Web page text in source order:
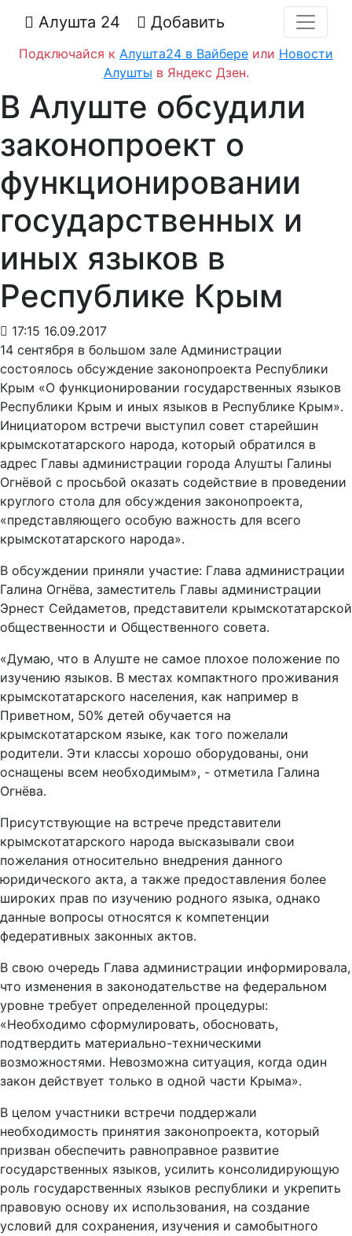
Алушта 24 Добавить
Подключайся к Алушта24 в Вайбере или Новости
Алушты в Яндекс Дзен.
В Алуште обсудили
законопроект о
функционировании
государственных и
иных языков в
Республике Крым
17:15 16.09.2017
14 сентября в большом зале Администрации
состоялось обсуждение законопроекта Республики
Крым «О функционировании государственных языков
Республики Крым и иных языков в Республике Крым».
Инициатором встречи выступил совет старейшин
крымскотатарского народа, который обратился в
адрес Главы администрации города Алушты Галины
Огнёвой с просьбой оказать содействие в проведении
круглого стола для обсуждения законопроекта,
«представляющего особую важность для всего
крымскотатарского народа».
В обсуждении приняли участие: Глава администрации
Галина Огнёва, заместитель Главы администрации
Эрнест Сейдаметов, представители крымскотатарской
общественности и Общественного совета.
«Думаю, что в Алуште не самое плохое положение по
изучению языков. В местах компактного проживания
крымскотатарского населения, как например в
Приветном, 50% детей обучается на
крымскотатарском языке, как того пожелали
родители. Эти классы хорошо оборудованы, они
оснащены всем необходимым», - отметила Галина
Огнёва.
Присутствующие на встрече представители
крымскотатарского народа высказывали свои
пожелания относительно внедрения данного
юридического акта, а также предоставления более
широких прав по изучению родного языка, однако
данные вопросы относятся к компетенции
федеративных законных актов.
В свою очередь Глава администрации информировала,
что изменения в законодательстве на федеральном
уровне требует определенной процедуры:
«Необходимо сформулировать, обосновать,
подтвердить материально-техническими
возможностями. Невозможна ситуация, когда один
закон действует только в одной части Крыма».
В целом участники встречи поддержали
необходимость принятия законопроекта, который
призван обеспечить равноправное развитие
государственных языков, усилить консолидирующую
роль государственных языков республики и укрепить
правовую основу их использования, на создание
условий для сохранения, изучения и самобытного